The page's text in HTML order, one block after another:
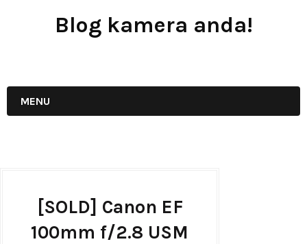
Blog kamera anda!
MENU
[SOLD] Canon EF
100mm f/2.8 USM